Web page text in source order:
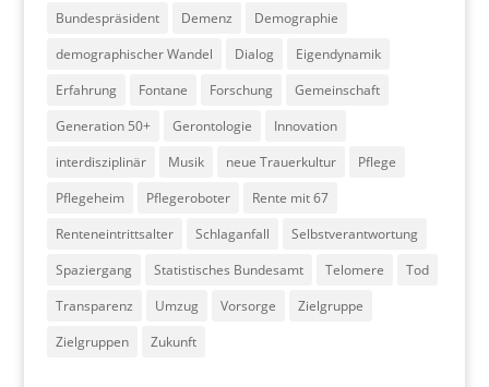
Bundespräsident
Demenz
Demographie
demographischer Wandel
Dialog
Eigendynamik
Erfahrung
Fontane Forschung
Gemeinschaft
Generation 50+
Gerontologie
Innovation
interdisziplinär
Musik neue Trauerkultur
Pflege
Pflegeheim
Pflegeroboter
Rente mit 67
Renteneintrittsalter
Schlaganfall
Selbstverantwortung
Spaziergang
Statistisches Bundesamt Telomere
Tod
Transparenz
Umzug Vorsorge
Zielgruppe
Zielgruppen
Zukunft